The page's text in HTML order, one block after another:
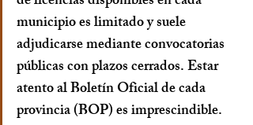
municipio es limitado y suele
adjudicarse mediante convocatorias
públicas con plazos cerrados. Estar
atento al Boletín Oficial de cada
provincia (BOP) es imprescindible.